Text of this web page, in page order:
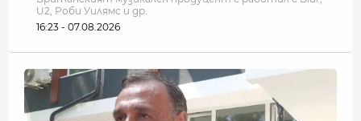
U2, Роби Уилямс и др.
16:23 - 07.08.2026